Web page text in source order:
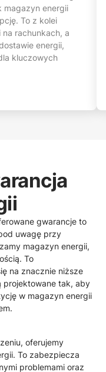
magazyn energii
To z kolei
rachunkach, a
energii,
kluczowych
gwarancje to
uwagę przy
magazyn energii,
To
na znacznie niższe
projektowane tak, aby
w magazyn energii
oferujemy
To zabezpiecza
problemami oraz